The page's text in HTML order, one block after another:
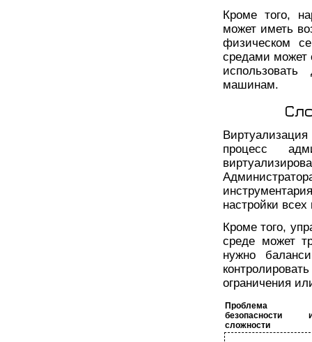
Кроме того,
может иметь
физическом
средами может
машинам.
процесс
настройки
Кроме того,
среде может
нужно
ограничения
Проблема
безопасности
сложности